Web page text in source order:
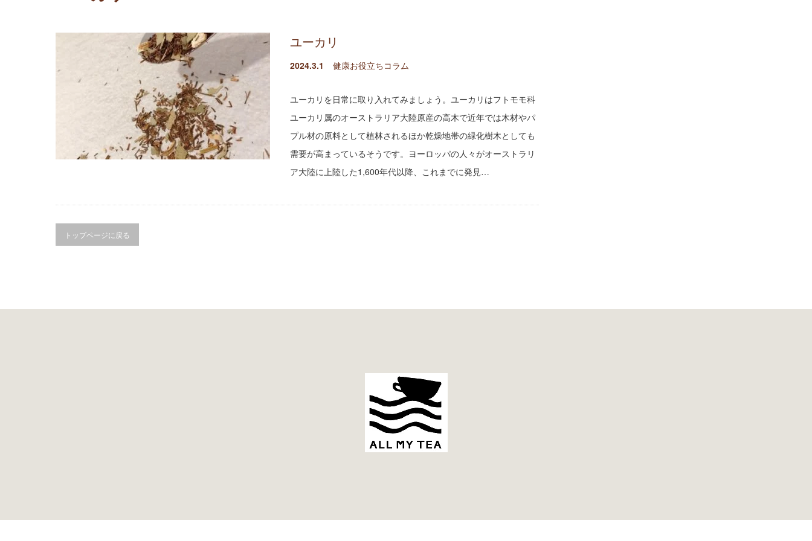
ユーカリ
2024.3.1 健康お役立ちコラム
ユーカリを日常に取り入れてみましょう。ユーカリはフトモモ科
ユーカリ属のオーストラリア大陸原産の高木で近年では木材やパ
プル材の原料として植林されるほか乾燥地帯の緑化樹木としても
需要が高まっているそうです。ヨーロッパの人々がオーストラリ
ア大陸に上陸した1,600年代以降、これまでに発見…
トップページに戻る